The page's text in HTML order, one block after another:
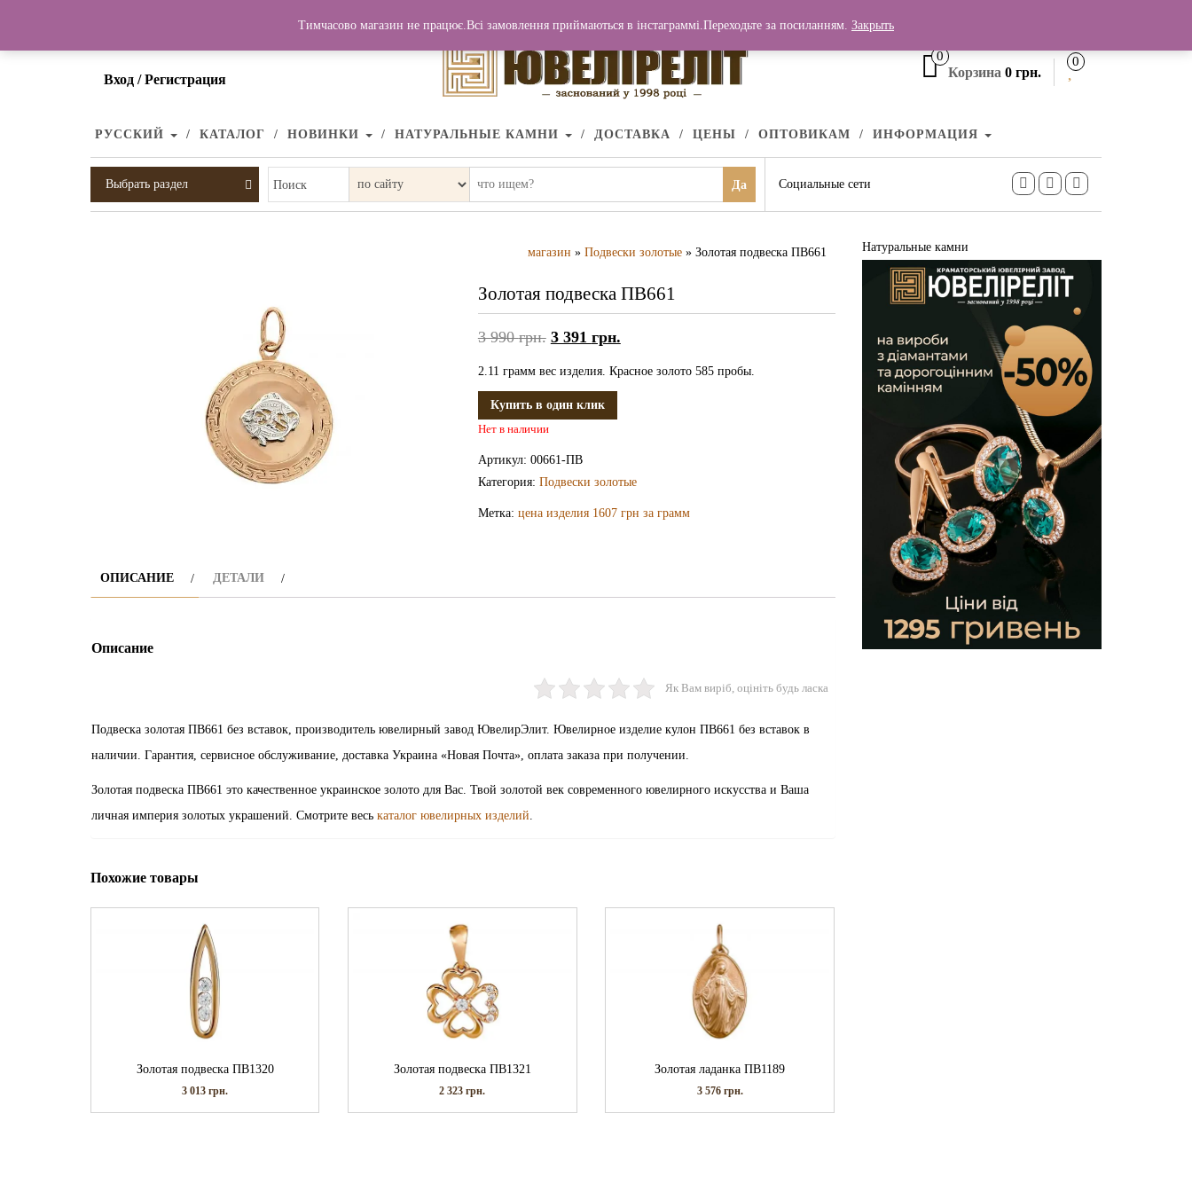
Вход / Регистрация
0
Корзина 0 грн.
0
РУССКИЙ КАТАЛОГ НОВИНКИ НАТУРАЛЬНЫЕ КАМНИ ДОСТАВКА ЦЕНЫ ОПТОВИКАМ ИНФОРМАЦИЯ
Выбрать раздел Поиск Да Социальные сети
магазин » Подвески золотые » Золотая подвеска ПВ661
Золотая подвеска ПВ661
3 990грн. 3 391 грн.
2.11 грамм вес изделия. Красное золото 585 пробы.
Купить в один клик
Нет в наличии
Артикул: 00661-ПВ
Категория: Подвески золотые
Метка: цена изделия 1607 грн за грамм
ОПИСАНИЕ ДЕТАЛИ
Описание
Як Вам виріб, оцініть будь ласка
Подвеска золотая ПВ661 без вставок, производитель ювелирный завод ЮвелирЭлит. Ювелирное изделие кулон ПВ661 без вставок в
наличии. Гарантия, сервисное обслуживание, доставка Украина «Новая Почта», оплата заказа при получении.
Золотая подвеска ПВ661 это качественное украинское золото для Вас. Твой золотой век современного ювелирного искусства и Ваша
личная империя золотых украшений. Смотрите весь каталог ювелирных изделий
Похожие товары
Золотая подвеска ПВ1320
3 013грн.
Золотая подвеска ПВ1321
2 323грн.
Золотая ладанка ПВ1189
3 576 грн.
Натуральные камни
Тимчасово магазин не працює.Всі замовлення приймаються в інстаграммі.Переходьте за посиланням. Закрыть